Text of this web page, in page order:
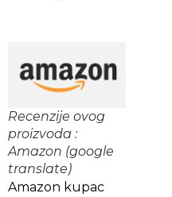
Recenzije ovog
proizvoda :
Amazon (google
translate)
Amazon kupac